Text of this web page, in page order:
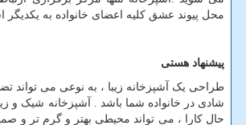
محل پیوند عشق کلیه اعضای خانواده به یکدیگر
پیشنهاد هستی
طراحی یک آشپزخانه زیبا ، به نوعی می تواند
شادی در خانواده شما باشد . آشپزخانه شیک و
حال کارا ، می تواند محیطی بهتر و گرم تر و